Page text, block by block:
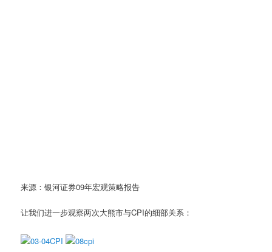
来源：银河证券09年宏观策略报告
让我们进一步观察两次大熊市与CPI的细部关系：